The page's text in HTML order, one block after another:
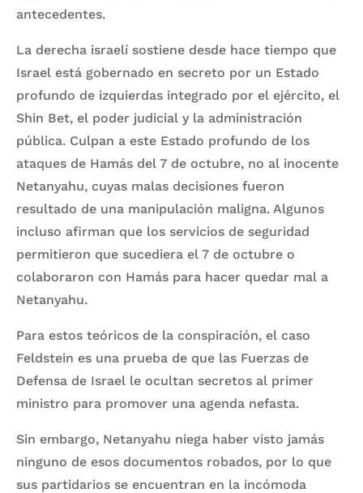
antecedentes.
La derecha israelí sostiene desde hace tiempo que
Israel está gobernado en secreto por un Estado
profundo de izquierdas integrado por el ejército, el
Shin Bet, el poder judicial y la administración
pública. Culpan a este Estado profundo de los
ataques de Hamás del 7 de octubre, no al inocente
Netanyahu, cuyas malas decisiones fueron
resultado de una manipulación maligna. Algunos
incluso afirman que los servicios de seguridad
permitieron que sucediera el 7 de octubre o
colaboraron con Hamás para hacer quedar mal a
Netanyahu.
Para estos teóricos de la conspiración, el caso
Feldstein es una prueba de que las Fuerzas de
Defensa de Israel le ocultan secretos al primer
ministro para promover una agenda nefasta.
Sin embargo, Netanyahu niega haber visto jamás
ninguno de esos documentos robados, por lo que
sus partidarios se encuentran en la incómoda